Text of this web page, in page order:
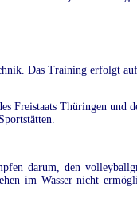
Das Training erfolgt
Freistaats Thüringen und
darum, den
im Wasser nicht